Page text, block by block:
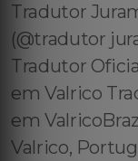
Tradutor
(@tradutor
Tradutor
em Valrico
em
Valrico,